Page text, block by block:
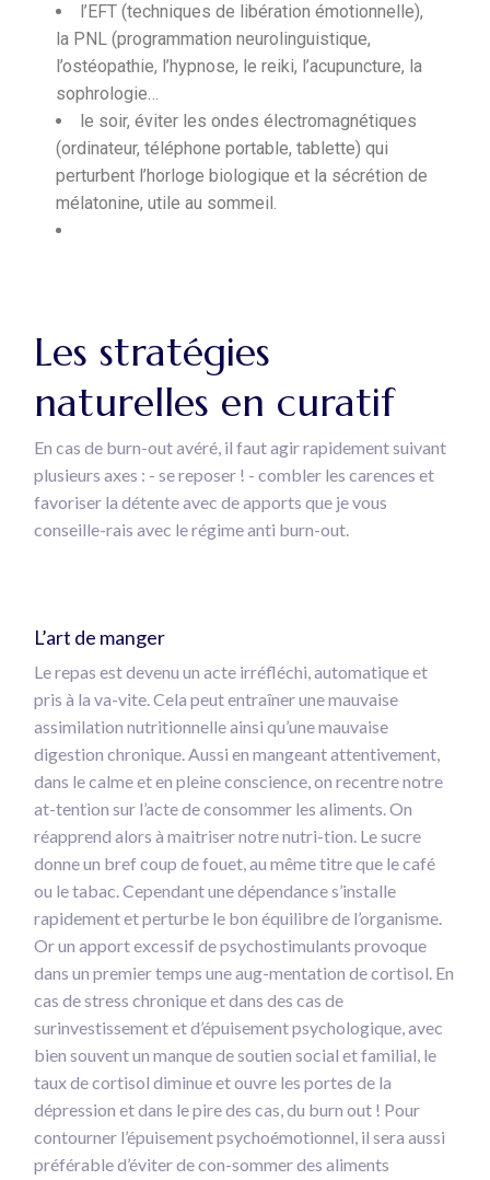
l’EFT (techniques de libération émotionnelle),
la PNL (programmation neurolinguistique,
l’ostéopathie, l’hypnose, le reiki, l’acupuncture, la
sophrologie…
le soir, éviter les ondes électromagnétiques
(ordinateur, téléphone portable, tablette) qui
perturbent l’horloge biologique et la sécrétion de
mélatonine, utile au sommeil.
Les stratégies
naturelles en curatif
En cas de burn-out avéré, il faut agir rapidement suivant
plusieurs axes : - se reposer ! - combler les carences et
favoriser la détente avec de apports que je vous
conseille-rais avec le régime anti burn-out.
L’art de manger
Le repas est devenu un acte irréfléchi, automatique et
pris à la va-vite. Cela peut entraîner une mauvaise
assimilation nutritionnelle ainsi qu’une mauvaise
digestion chronique. Aussi en mangeant attentivement,
dans le calme et en pleine conscience, on recentre notre
at-tention sur l’acte de consommer les aliments. On
réapprend alors à maitriser notre nutri-tion. Le sucre
donne un bref coup de fouet, au même titre que le café
ou le tabac. Cependant une dépendance s’installe
rapidement et perturbe le bon équilibre de l’organisme.
Or un apport excessif de psychostimulants provoque
dans un premier temps une aug-mentation de cortisol. En
cas de stress chronique et dans des cas de
surinvestissement et d’épuisement psychologique, avec
bien souvent un manque de soutien social et familial, le
taux de cortisol diminue et ouvre les portes de la
dépression et dans le pire des cas, du burn out ! Pour
contourner l’épuisement psychoémotionnel, il sera aussi
préférable d’éviter de con-sommer des aliments